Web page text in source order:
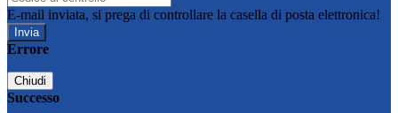
E-mail inviata, si prega di controllare la casella di posta elettronica!
Errore
Chiudi
Successo